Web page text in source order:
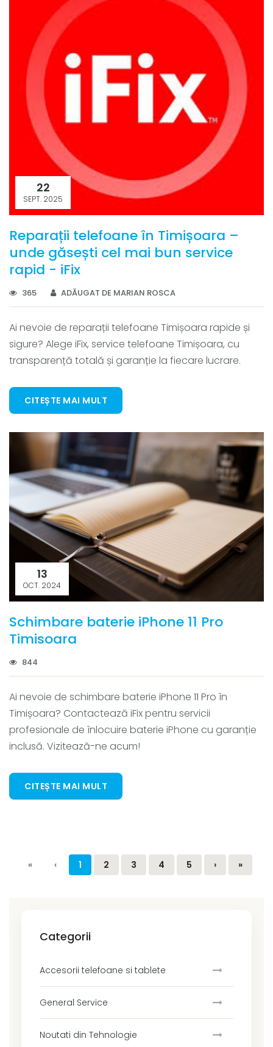
22
SEPT. 2025
Reparații telefoane în Timișoara –
unde găsești cel mai bun service
rapid - iFix
365 ADĂUGAT DE MARIAN ROSCA
Ai nevoie de reparații telefoane Timișoara rapide și
sigure? Alege iFix, service telefoane Timișoara, cu
transparență totală și garanție la fiecare lucrare.
CITEȘTE MAI MULT
13
OCT. 2024
Schimbare baterie iPhone 11 Pro
Timisoara
844
Ai nevoie de schimbare baterie iPhone 11 Pro în
Timișoara? Contactează iFix pentru servicii
profesionale de înlocuire baterie iPhone cu garanție
inclusă. Vizitează-ne acum!
CITEȘTE MAI MULT
« ‹ 1 2 3 4 5 › »
Categorii
Accesorii telefoane si tablete
General Service
Noutati din Tehnologie